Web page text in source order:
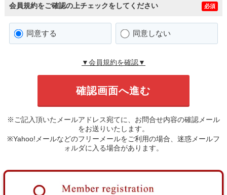
会員規約をご確認の上チェックをしてください 必須
同意する 同意しない
▼会員規約を確認▼
※ご記入頂いたメールアドレス宛てに、お問合せ内容の確認メール
をお送りいたします。
※Yahoo!メールなどのフリーメールをご利用の場合、迷惑メールフ
ォルダに入る場合があります。